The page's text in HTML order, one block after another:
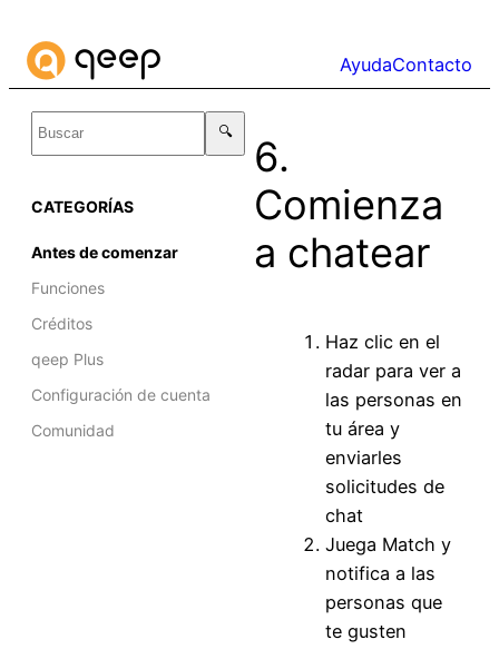
content
AyudaContacto
CATEGORÍAS
Antes de comenzar
Funciones
Créditos
qeep Plus
Configuración de cuenta
Comunidad
6.
Comienza
a chatear
Haz clic en el
radar para ver a
las personas en
tu área y
enviarles
solicitudes de
chat
Juega Match y
notifica a las
personas que
te gusten